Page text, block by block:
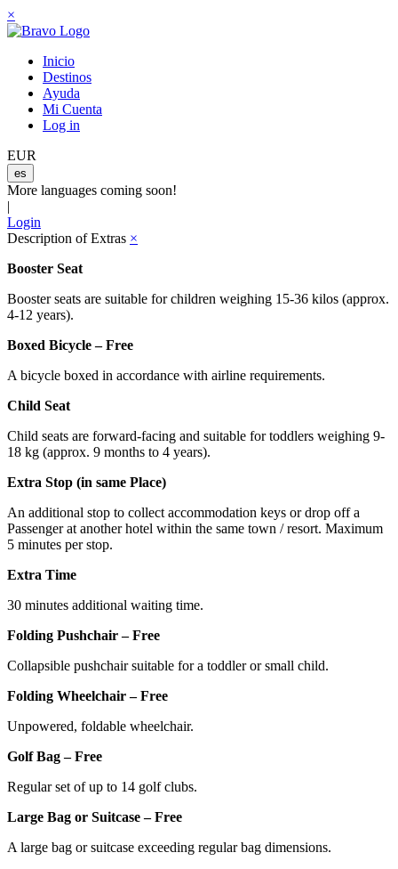
×
Inicio
Destinos
Ayuda
Mi Cuenta
Log in
EUR
es
More languages coming soon!
|
Login
Description of Extras ×
Booster Seat
Booster seats are suitable for children weighing 15-36 kilos (approx.
4-12 years).
Boxed Bicycle – Free
A bicycle boxed in accordance with airline requirements.
Child Seat
Child seats are forward-facing and suitable for toddlers weighing 9-
18 kg (approx. 9 months to 4 years).
Extra Stop (in same Place)
An additional stop to collect accommodation keys or drop off a
Passenger at another hotel within the same town / resort. Maximum
5 minutes per stop.
Extra Time
30 minutes additional waiting time.
Folding Pushchair – Free
Collapsible pushchair suitable for a toddler or small child.
Folding Wheelchair – Free
Unpowered, foldable wheelchair.
Golf Bag – Free
Regular set of up to 14 golf clubs.
Large Bag or Suitcase – Free
A large bag or suitcase exceeding regular bag dimensions.